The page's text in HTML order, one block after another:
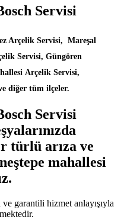
Servisi
Arçelik Servisi, Mareşal
Servisi, Güngören
Arçelik Servisi,
diğer tüm ilçeler.
Servisi
türlü arıza ve
mahallesi
garantili hizmet anlayışıyla